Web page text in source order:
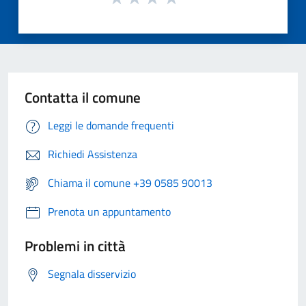
Contatta il comune
Leggi le domande frequenti
Richiedi Assistenza
Chiama il comune +39 0585 90013
Prenota un appuntamento
Problemi in città
Segnala disservizio